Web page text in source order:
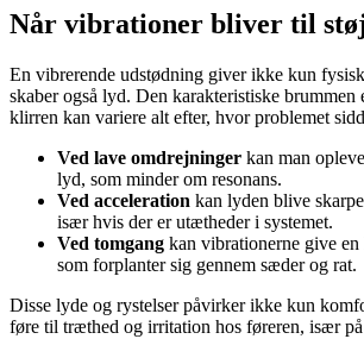
Når vibrationer bliver til
En vibrerende udstødning giver ikke kun
skaber også lyd. Den karakteristiske brummen
klirren kan variere alt efter, hvor problemet
Ved lave omdrejninger kan man
lyd, som minder om resonans.
Ved acceleration kan lyden blive
især hvis der er utætheder i systemet.
Ved tomgang kan vibrationerne give en
som forplanter sig gennem sæder og rat.
Disse lyde og rystelser påvirker ikke kun
føre til træthed og irritation hos føreren, især